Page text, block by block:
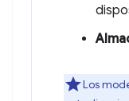
Los